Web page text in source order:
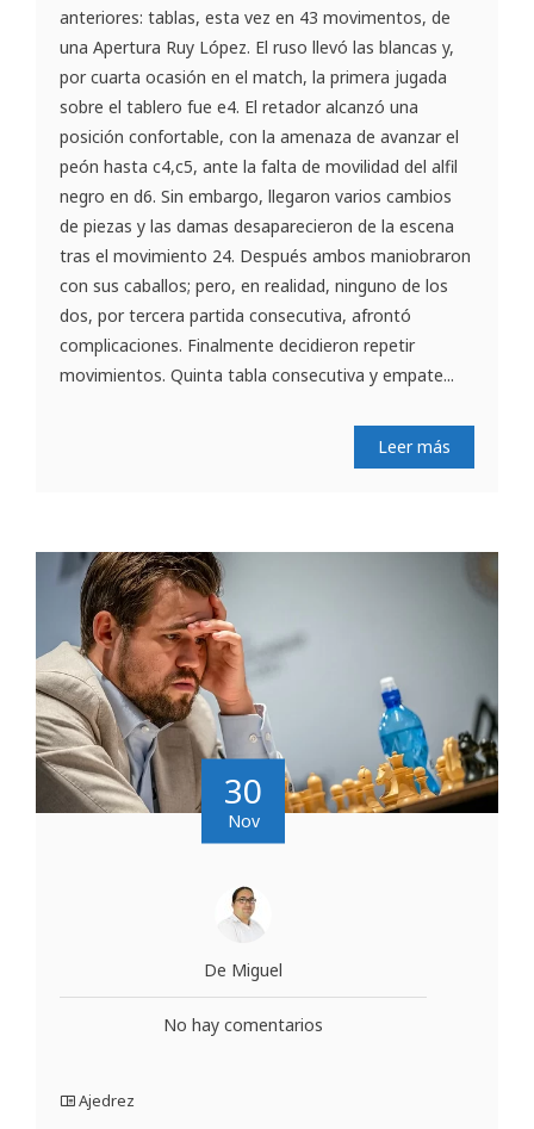
anteriores: tablas, esta vez en 43 movimentos, de
una Apertura Ruy López. El ruso llevó las blancas y,
por cuarta ocasión en el match, la primera jugada
sobre el tablero fue e4. El retador alcanzó una
posición confortable, con la amenaza de avanzar el
peón hasta c4,c5, ante la falta de movilidad del alfil
negro en d6. Sin embargo, llegaron varios cambios
de piezas y las damas desaparecieron de la escena
tras el movimiento 24. Después ambos maniobraron
con sus caballos; pero, en realidad, ninguno de los
dos, por tercera partida consecutiva, afrontó
complicaciones. Finalmente decidieron repetir
movimientos. Quinta tabla consecutiva y empate...
Leer más
30
Nov
De Miguel
No hay comentarios
Ajedrez